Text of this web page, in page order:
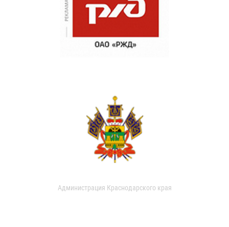
Администрация Краснодарского края